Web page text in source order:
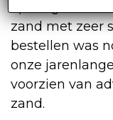
zand met zeer
bestellen was
onze
voorzien van
zand.